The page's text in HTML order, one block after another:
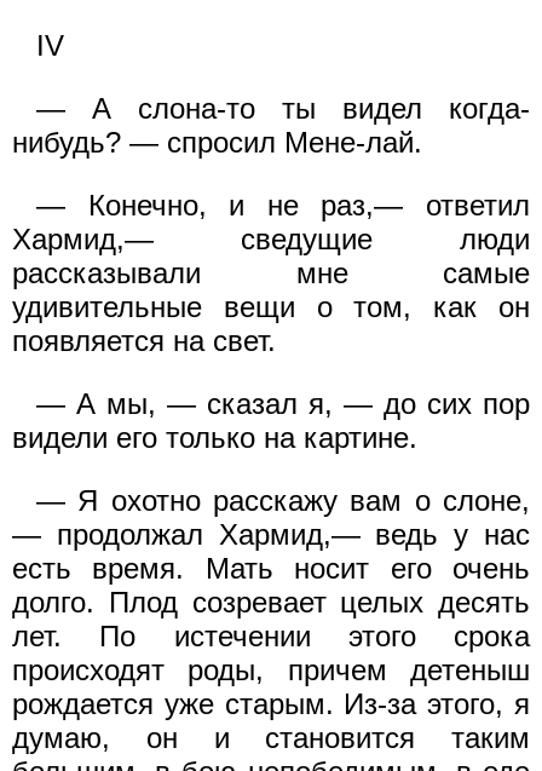
IV
— А слона-то ты видел когда-
нибудь? — спросил Мене-лай.
— Конечно, и не раз,— ответил
Хармид,— сведущие люди
рассказывали мне самые
удивительные вещи о том, как он
появляется на свет.
— А мы, — сказал я, — до сих пор
видели его только на картине.
— Я охотно расскажу вам о слоне,
— продолжал Хармид,— ведь у нас
есть время. Мать носит его очень
долго. Плод созревает целых десять
лет. По истечении этого срока
происходят роды, причем детеныш
рождается уже старым. Из-за этого, я
думаю, он и становится таким